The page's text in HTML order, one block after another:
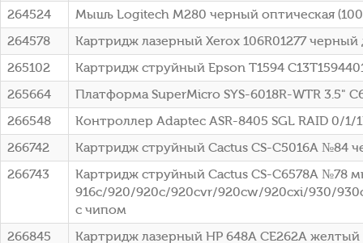
264524
Мышь Logitech M280 черный оптическая
264578
Картридж лазерный Xerox 106R01277 черный
265102
Картридж струйный Epson T1594
265664
Платформа SuperMicro SYS-6018R-WTR 3.5"
266548
Контроллер Adaptec ASR-8405 SGL RAID 0/
266742
Картридж струйный Cactus CS-C5016A №84
266743
Картридж струйный Cactus CS-C6578A №78
916c/920/920c/920cvr/920cw/920cxi/930/
с чипом
266845
Картридж лазерный HP 648A CE262A желтый